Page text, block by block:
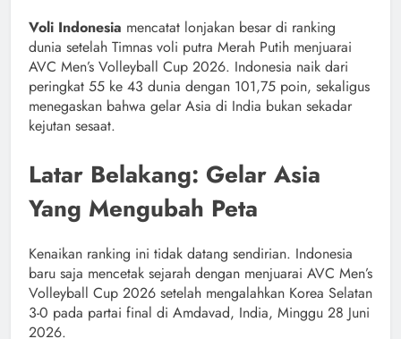
Voli Indonesia mencatat lonjakan besar di ranking
dunia setelah Timnas voli putra Merah Putih menjuarai
AVC Men’s Volleyball Cup 2026. Indonesia naik dari
peringkat 55 ke 43 dunia dengan 101,75 poin, sekaligus
menegaskan bahwa gelar Asia di India bukan sekadar
kejutan sesaat.
Latar Belakang: Gelar Asia
Yang Mengubah Peta
Kenaikan ranking ini tidak datang sendirian. Indonesia
baru saja mencetak sejarah dengan menjuarai AVC Men’s
Volleyball Cup 2026 setelah mengalahkan Korea Selatan
3-0 pada partai final di Amdavad, India, Minggu 28 Juni
2026.